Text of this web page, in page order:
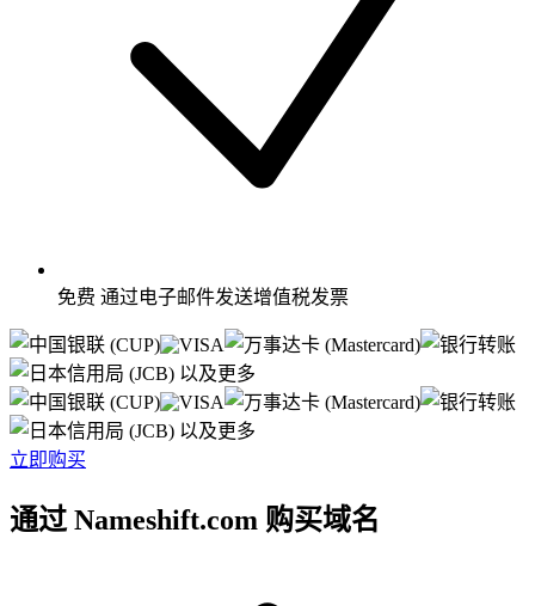
免费 通过电子邮件发送增值税发票
以及更多
以及更多
立即购买
通过 Nameshift.com 购买域名